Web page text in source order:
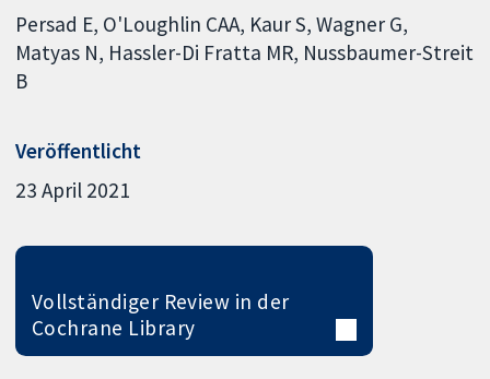
Persad E O'Loughlin CAA Kaur S Wagner G
Matyas N Hassler-Di Fratta MR Nussbaumer-Streit
B
Veröffentlicht
23 April 2021
Vollständiger Review in der
Cochrane Library